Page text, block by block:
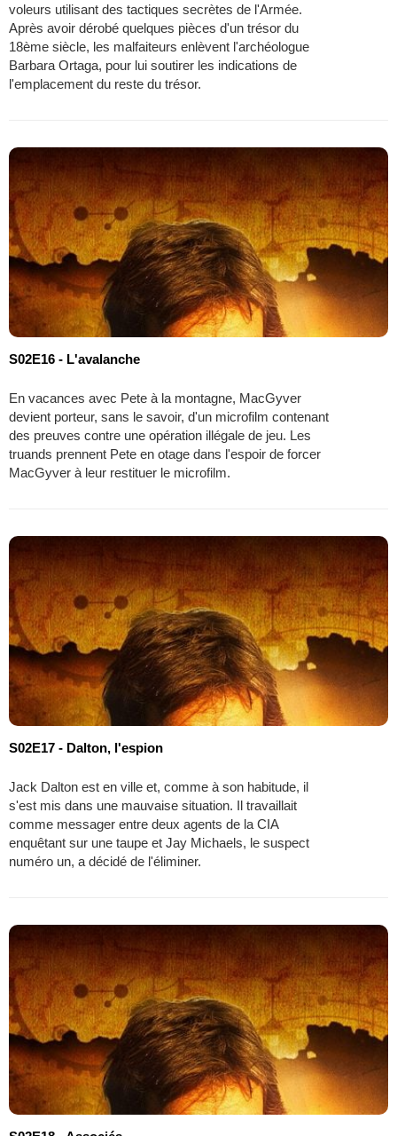
voleurs utilisant des tactiques secrètes de l'Armée.
Après avoir dérobé quelques pièces d'un trésor du
18ème siècle, les malfaiteurs enlèvent l'archéologue
Barbara Ortaga, pour lui soutirer les indications de
l'emplacement du reste du trésor.
S02E16 - L'avalanche
En vacances avec Pete à la montagne, MacGyver
devient porteur, sans le savoir, d'un microfilm contenant
des preuves contre une opération illégale de jeu. Les
truands prennent Pete en otage dans l'espoir de forcer
MacGyver à leur restituer le microfilm.
S02E17 - Dalton, l'espion
Jack Dalton est en ville et, comme à son habitude, il
s'est mis dans une mauvaise situation. Il travaillait
comme messager entre deux agents de la CIA
enquêtant sur une taupe et Jay Michaels, le suspect
numéro un, a décidé de l'éliminer.